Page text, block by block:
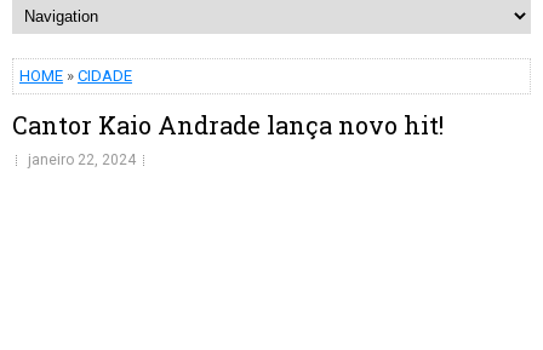
HOME » CIDADE
Cantor Kaio Andrade lança novo hit!
janeiro 22, 2024